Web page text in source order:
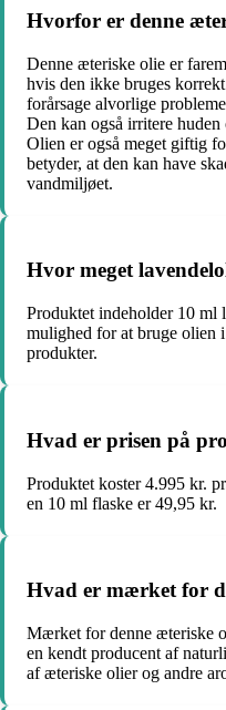
Hvorfor er denne
Denne æteriske olie er
hvis den ikke bruges
forårsage alvorlige
Den kan også irritere
Olien er også meget giftig
betyder, at den kan have
vandmiljøet.
Hvor meget
Produktet indeholder 10 ml
mulighed for at bruge olien
produkter.
Hvad er prisen på
Produktet koster 4.995 kr.
en 10 ml flaske er 49,95 kr.
Hvad er mærket for
Mærket for denne æteriske
en kendt producent af
af æteriske olier og andre